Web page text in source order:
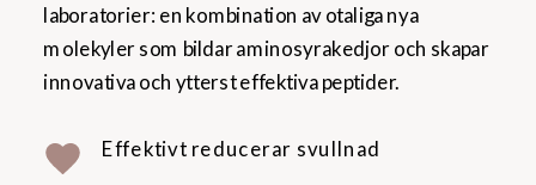
laboratorier: en kombination av otaliga nya
molekyler som bildar aminosyrakedjor och skapar
innovativa och ytterst effektiva peptider.
Effektivt reducerar svullnad